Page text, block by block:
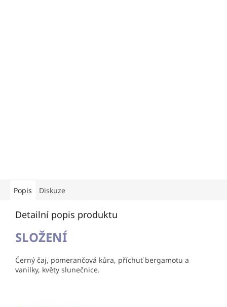
Popis Diskuze
Detailní popis produktu
SLOŽENÍ
Černý čaj, pomerančová kůra, příchuť bergamotu a
vanilky, květy slunečnice.